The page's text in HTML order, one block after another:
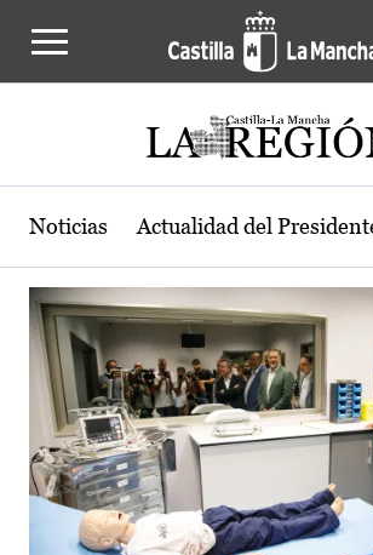
Actualidad de la región
Noticias Actualidad del